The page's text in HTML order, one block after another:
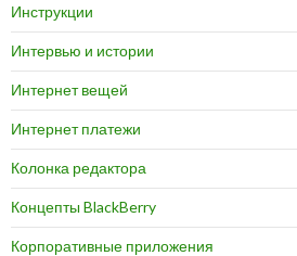
Инструкции
Интервью и истории
Интернет вещей
Интернет платежи
Колонка редактора
Концепты BlackBerry
Корпоративные приложения